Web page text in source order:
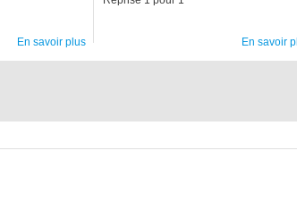
En savoir plus En savoir